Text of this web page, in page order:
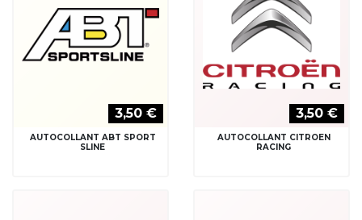
3,50 €
AUTOCOLLANT ABT SPORT
SLINE
3,50 €
AUTOCOLLANT CITROEN
RACING